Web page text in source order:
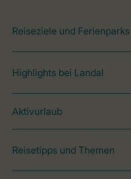
Reiseziele und Ferienparks
Highlights bei Landal
Aktivurlaub
Reisetipps und Themen